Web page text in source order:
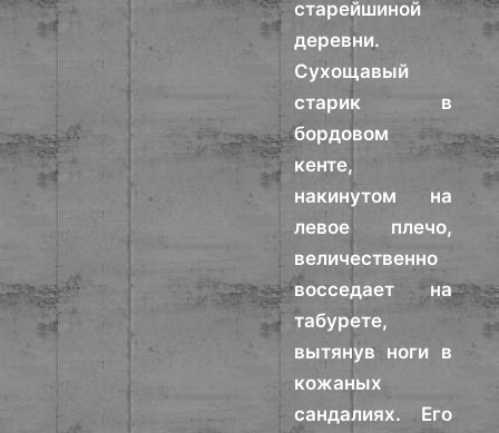
старейшиной
деревни.
Сухощавый
старик в
бордовом
кенте,
накинутом на
левое плечо,
величественно
восседает на
табурете,
вытянув ноги в
кожаных
сандалиях. Его